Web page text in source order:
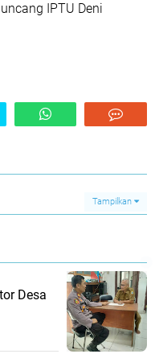
IPTU Deni
Tampilkan
Desa